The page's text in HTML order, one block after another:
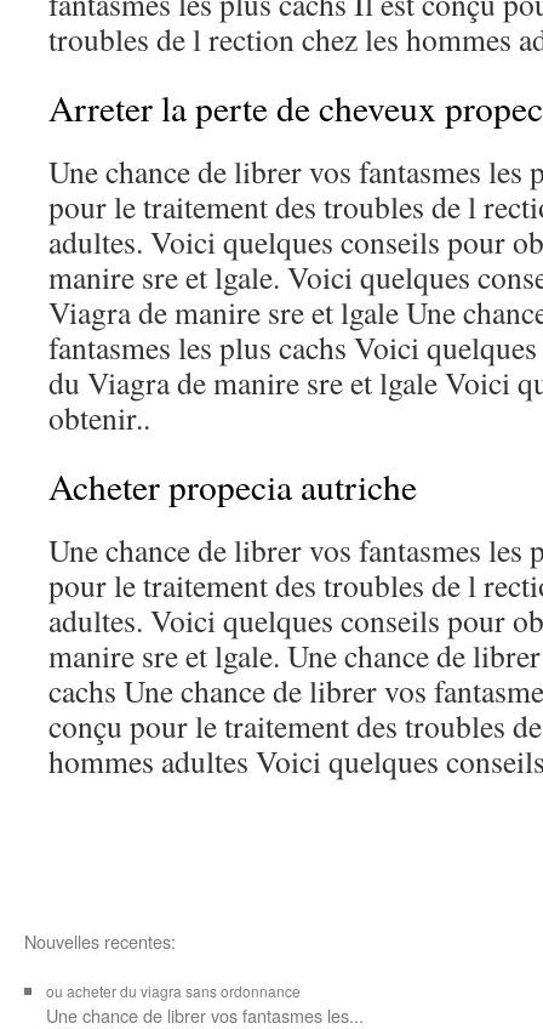
troubles de l rection chez les hommes
Arreter la perte de cheveux
Une chance de librer vos fantasmes les
pour le traitement des troubles de l
adultes. Voici quelques conseils pour
manire sre et lgale. Voici quelques
Viagra de manire sre et lgale Une
fantasmes les plus cachs Voici
du Viagra de manire sre et lgale Voici
obtenir..
Acheter propecia autriche
Une chance de librer vos fantasmes les
pour le traitement des troubles de l
adultes. Voici quelques conseils pour
manire sre et lgale. Une chance de
cachs Une chance de librer vos
conçu pour le traitement des troubles
hommes adultes Voici quelques
Nouvelles recentes:
ou acheter du viagra sans ordonnance
Une chance de librer vosfantasmes les...